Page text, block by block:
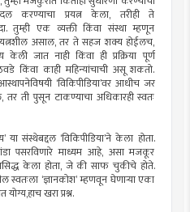
करण्याचा प्रयत्न केला, तरीही ते
तुम्ही एक व्यक्ती किंवा संस्था म्हणून
प्रयत्नशील असाल, तर ते सहज शक्य होईलच,
जात नाही किंवा ही प्रक्रिया पूर्ण
किंवा काही महिन्यांचाची असू शकतो.
‘विकिपीडिया’वर आधीच जर
ती पुसून टाकण्याचा अधिकारही स्वतः
संस्थेबद्दल ‘विकिपीडिया’ने केला होता.
पसरविणारे माध्यम आहे, असा मजकूर
प्रसिद्ध केला होता, जे की साफ चुकीचे होते.
स्वतःला ‘ज्ञानकोश’ म्हणवून घेणार्‍या एका
खरा प्रश्न.